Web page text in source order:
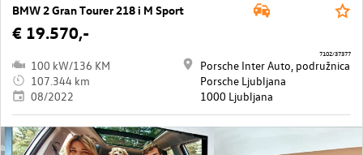
BMW 2 Gran Tourer 218 i M Sport
€ 19.570,-
100 kW/136 KM
107.344 km
08/2022
Porsche Inter Auto, podružnica
Porsche Ljubljana
1000 Ljubljana
7102/37377